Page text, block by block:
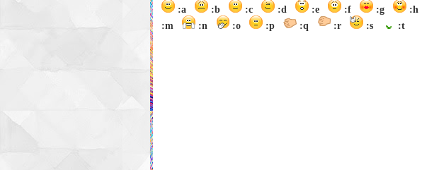
:a :b :c :d :e :f :g :h
:m
:n :o :p :q :r :s :t